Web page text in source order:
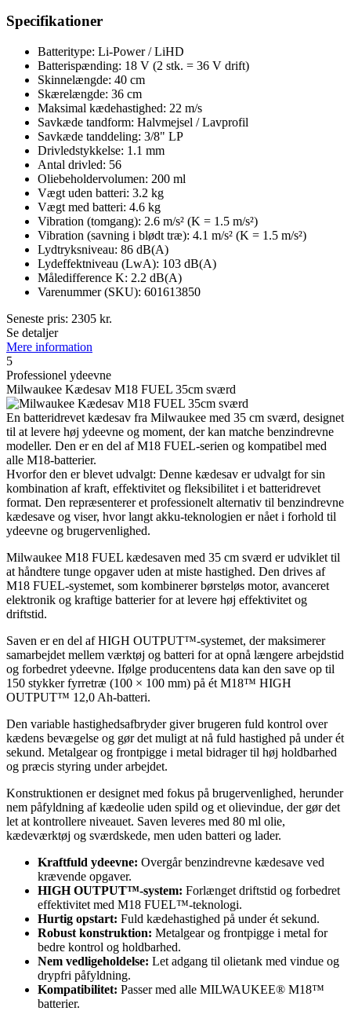
Specifikationer
Batteritype: Li-Power / LiHD
Batterispænding: 18 V (2 stk. = 36 V drift)
Skinnelængde: 40 cm
Skærelængde: 36 cm
Maksimal kædehastighed: 22 m/s
Savkæde tandform: Halvmejsel / Lavprofil
Savkæde tanddeling: 3/8" LP
Drivledstykkelse: 1.1 mm
Antal drivled: 56
Oliebeholdervolumen: 200 ml
Vægt uden batteri: 3.2 kg
Vægt med batteri: 4.6 kg
Vibration (tomgang): 2.6 m/s² (K = 1.5 m/s²)
Vibration (savning i blødt træ): 4.1 m/s² (K = 1.5 m/s²)
Lydtryksniveau: 86 dB(A)
Lydeffektniveau (LwA): 103 dB(A)
Måledifference K: 2.2 dB(A)
Varenummer (SKU): 601613850
Seneste pris: 2305 kr.
Se detaljer
Mere information
5
Professionel ydeevne
Milwaukee Kædesav M18 FUEL 35cm sværd
En batteridrevet kædesav fra Milwaukee med 35 cm sværd, designet
til at levere høj ydeevne og moment, der kan matche benzindrevne
modeller. Den er en del af M18 FUEL-serien og kompatibel med
alle M18-batterier.
Hvorfor den er blevet udvalgt: Denne kædesav er udvalgt for sin
kombination af kraft, effektivitet og fleksibilitet i et batteridrevet
format. Den repræsenterer et professionelt alternativ til benzindrevne
kædesave og viser, hvor langt akku-teknologien er nået i forhold til
ydeevne og brugervenlighed.
Milwaukee M18 FUEL kædesaven med 35 cm sværd er udviklet til
at håndtere tunge opgaver uden at miste hastighed. Den drives af
M18 FUEL-systemet, som kombinerer børsteløs motor, avanceret
elektronik og kraftige batterier for at levere høj effektivitet og
driftstid.
Saven er en del af HIGH OUTPUT™-systemet, der maksimerer
samarbejdet mellem værktøj og batteri for at opnå længere arbejdstid
og forbedret ydeevne. Ifølge producentens data kan den save op til
150 stykker fyrretræ (100 × 100 mm) på ét M18™ HIGH
OUTPUT™ 12,0 Ah-batteri.
Den variable hastighedsafbryder giver brugeren fuld kontrol over
kædens bevægelse og gør det muligt at nå fuld hastighed på under ét
sekund. Metalgear og frontpigge i metal bidrager til høj holdbarhed
og præcis styring under arbejdet.
Konstruktionen er designet med fokus på brugervenlighed, herunder
nem påfyldning af kædeolie uden spild og et olievindue, der gør det
let at kontrollere niveauet. Saven leveres med 80 ml olie,
kædeværktøj og sværdskede, men uden batteri og lader.
Kraftfuld ydeevne: Overgår benzindrevne kædesave ved
krævende opgaver.
HIGH OUTPUT™-system: Forlænget driftstid og forbedret
effektivitet med M18 FUEL™-teknologi.
Hurtig opstart: Fuld kædehastighed på under ét sekund.
Robust konstruktion: Metalgear og frontpigge i metal for
bedre kontrol og holdbarhed.
Nem vedligeholdelse: Let adgang til olietank med vindue og
drypfri påfyldning.
Kompatibilitet: Passer med alle MILWAUKEE® M18™
batterier.